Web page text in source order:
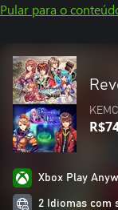
Pular para o
Xbox Play
2 Idiomas com